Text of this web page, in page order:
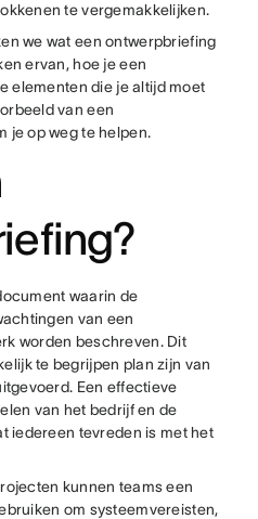
te vergemakkelijken.
we wat een ontwerpbriefing
ervan, hoe je een
elementen die je altijd moet
van een
je op weg te helpen.
waarin de
van een
worden beschreven. Dit
te begrijpen plan zijn van
Een effectieve
van het bedrijf en de
iedereen tevreden is met het
kunnen teams een
om systeemvereisten,